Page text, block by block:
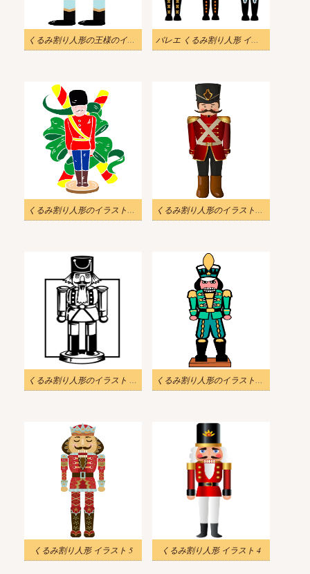
くるみ割り人形の王様のイラスト バレエ くるみ割り人形 イラスト画像
くるみ割り人形のイラスト無料 3 くるみ割り人形のイラスト無料 2
くるみ割り人形のイラスト 白黒 くるみ割り人形のイラスト無料 1
くるみ割り人形 イラスト 5 くるみ割り人形 イラスト 4